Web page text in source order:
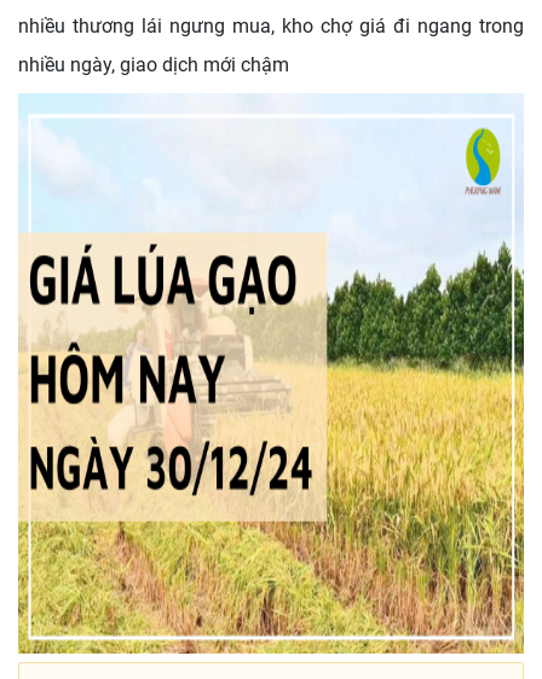
nhiều thương lái ngưng mua, kho chợ giá đi ngang trong
nhiều ngày, giao dịch mới chậm